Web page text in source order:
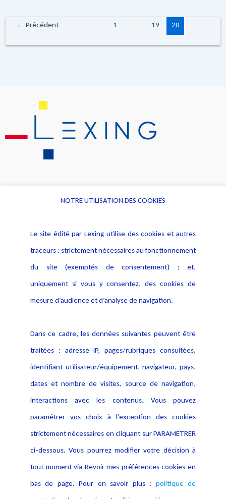
← Précédent 1 19 20
Alerte professionnelle
Déclaration d'accessibilité
Notice Légale
Politique de protection des
données
Publications
NOTRE UTILISATION DES COOKIES
Le site édité par Lexing utilise des cookies et autres
traceurs : strictement nécessaires au fonctionnement
du site (exemptés de consentement) ; et,
uniquement si vous y consentez, des cookies de
mesure d’audience et d’analyse de navigation.
Dans ce cadre, les données suivantes peuvent être
traitées : adresse IP, pages/rubriques consultées,
identifiant utilisateur/équipement, navigateur, pays,
dates et nombre de visites, source de navigation,
interactions avec les contenus. Vous pouvez
paramétrer vos choix à l’exception des cookies
strictement nécessaires en cliquant sur PARAMETRER
ci-dessous. Vous pourrez modifier votre décision à
tout moment via Revoir mes préférences cookies en
bas de page. Pour en savoir plus : politique de